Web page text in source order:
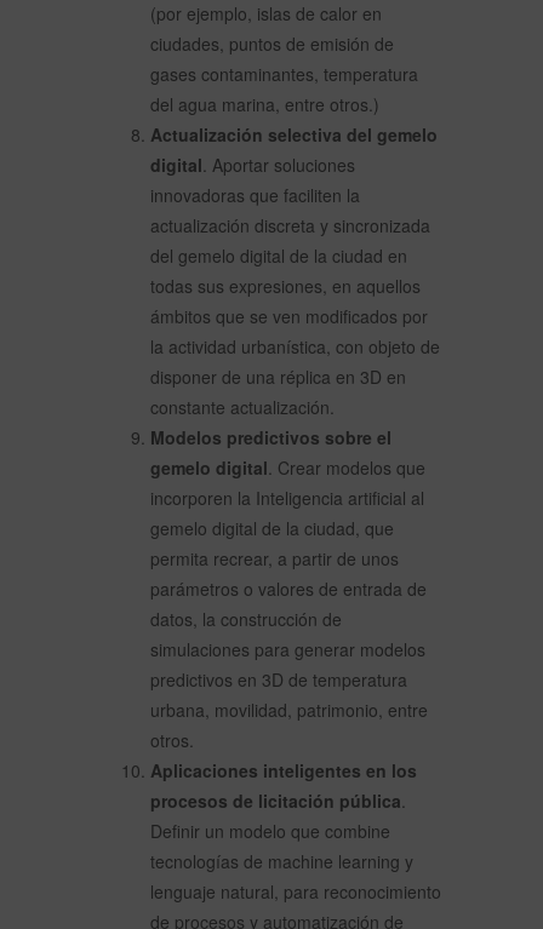
(por ejemplo, islas de calor en
ciudades, puntos de emisión de
gases contaminantes, temperatura
del agua marina, entre otros.)
Actualización selectiva del gemelo
digital. Aportar soluciones
innovadoras que faciliten la
actualización discreta y sincronizada
del gemelo digital de la ciudad en
todas sus expresiones, en aquellos
ámbitos que se ven modificados por
la actividad urbanística, con objeto de
disponer de una réplica en 3D en
constante actualización.
Modelos predictivos sobre el
gemelo digital. Crear modelos que
incorporen la Inteligencia artificial al
gemelo digital de la ciudad, que
permita recrear, a partir de unos
parámetros o valores de entrada de
datos, la construcción de
simulaciones para generar modelos
predictivos en 3D de temperatura
urbana, movilidad, patrimonio, entre
otros.
Aplicaciones inteligentes en los
procesos de licitación pública.
Definir un modelo que combine
tecnologías de machine learning y
lenguaje natural, para reconocimiento
de procesos y automatización de